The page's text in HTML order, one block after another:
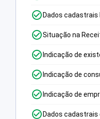
Dados cadastrais
Situação na
Indicação de
Indicação de
Indicação de
Dados